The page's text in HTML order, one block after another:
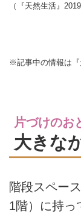
（『天然生活』
※記事中の情報は
片づけのお
大きな
階段スペー
1階）に持っ